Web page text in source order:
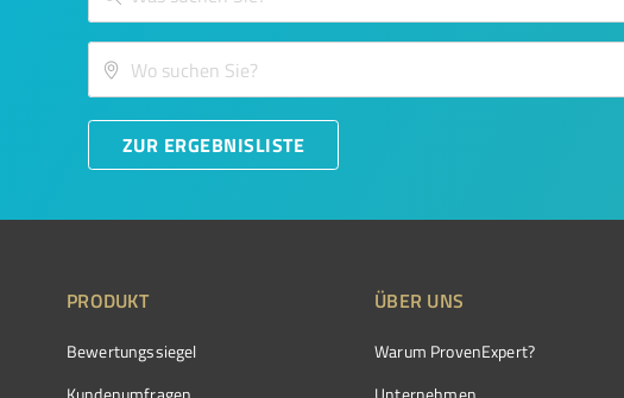
ZUR ERGEBNISLISTE
PRODUKT
Bewertungssiegel
Kundenumfragen
ÜBER UNS
Warum ProvenExpert?
Unternehmen